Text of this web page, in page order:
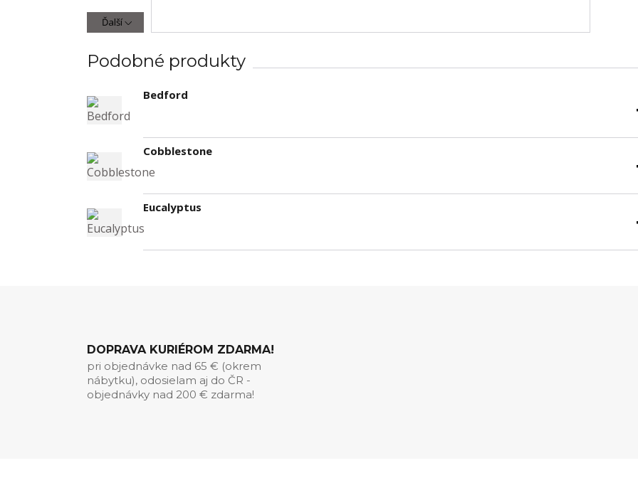
Ďalší
Podobné produkty
Bedford
Cobblestone
Eucalyptus
DOPRAVA KURIÉROM ZDARMA!
pri objednávke nad 65 € (okrem
nábytku), odosielam aj do ČR -
objednávky nad 200 € zdarma!